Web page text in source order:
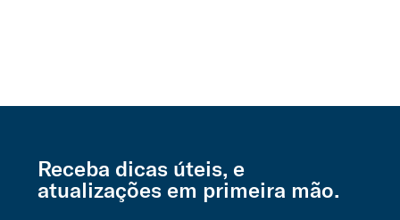
Receba dicas úteis, e
atualizações em primeira mão.